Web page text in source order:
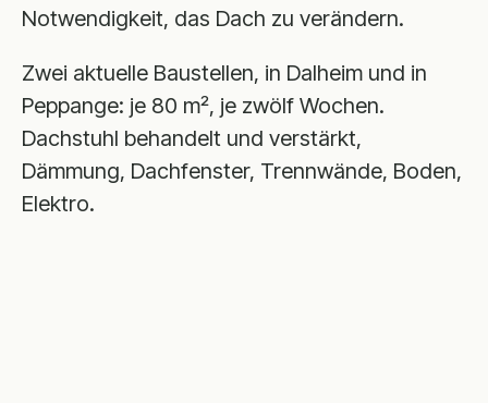
Notwendigkeit, das Dach zu verändern.
Zwei aktuelle Baustellen, in Dalheim und in
Peppange: je 80 m², je zwölf Wochen.
Dachstuhl behandelt und verstärkt,
Dämmung, Dachfenster, Trennwände, Boden,
Elektro.